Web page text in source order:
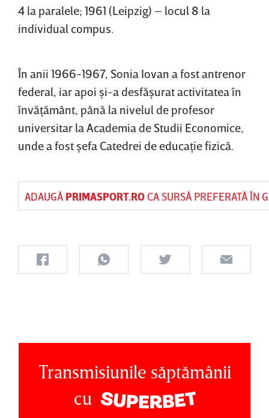
4 la paralele; 1961 (Leipzig) – locul 8 la
individual compus.
În anii 1966-1967, Sonia Iovan a fost antrenor
federal, iar apoi şi-a desfăşurat activitatea în
învăţământ, până la nivelul de profesor
universitar la Academia de Studii Economice,
unde a fost şefa Catedrei de educaţie fizică.
ADAUGĂ PRIMASPORT.ROCA SURSĂ PREFERATĂ ÎN
Transmisiunile săptămânii
cu